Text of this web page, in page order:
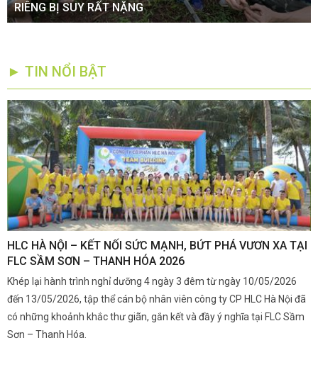
RIÊNG BỊ SUY RẤT NẶNG
► TIN NỔI BẬT
HLC HÀ NỘI – KẾT NỐI SỨC MẠNH, BỨT PHÁ VƯƠN XA TẠI
FLC SẦM SƠN – THANH HÓA 2026
Khép lại hành trình nghỉ dưỡng 4 ngày 3 đêm từ ngày 10/05/2026
đến 13/05/2026, tập thể cán bộ nhân viên công ty CP HLC Hà Nội đã
có những khoảnh khắc thư giãn, gắn kết và đầy ý nghĩa tại FLC Sầm
Sơn – Thanh Hóa.